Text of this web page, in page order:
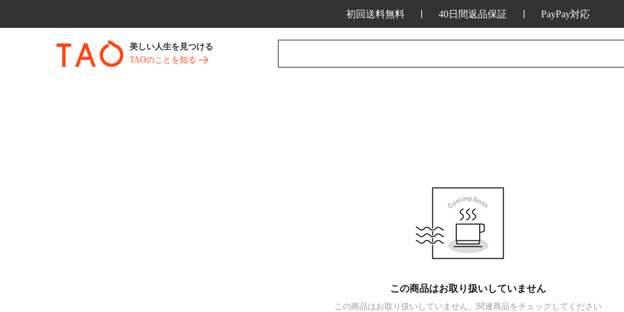
初回送料無料 40日間返品保証 PayPay対応
美しい人生を見つける
TAOのことを知る
この商品はお取り扱いしていません
この商品はお取り扱いしていません、関連商品をチェックしてください